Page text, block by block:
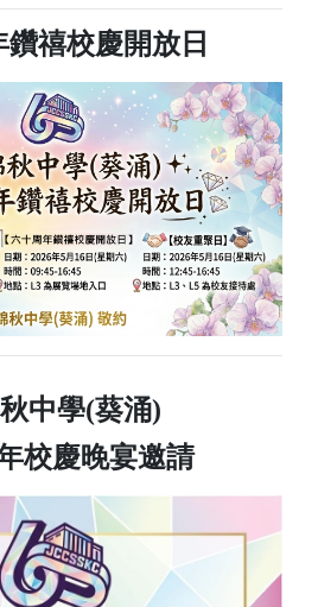
禧校慶開放日
中學(葵涌)
校慶晚宴邀請